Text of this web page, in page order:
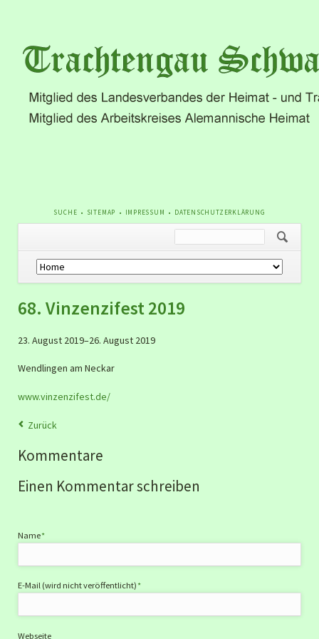
NAVIGATION
SUCHE SITEMAP IMPRESSUM DATENSCHUTZERKLÄRUNG
Navigation
überspringen
68. Vinzenzifest 2019
23. August 2019–26. August 2019
Wendlingen am Neckar
www.vinzenzifest.de/
Zurück
Kommentare
Einen Kommentar schreiben
Pflichtfeld
Name*
Pflichtfeld
E-Mail (wird nicht veröffentlicht) *
Webseite